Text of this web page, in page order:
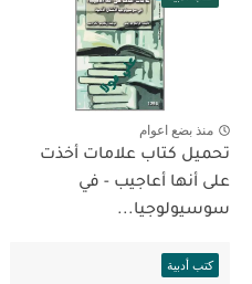
منذ بضع اعوام
تحميل كتاب علامات أخذت
على أنها أعاجيب - في
سوسيولوجيا...
كتب أدبية